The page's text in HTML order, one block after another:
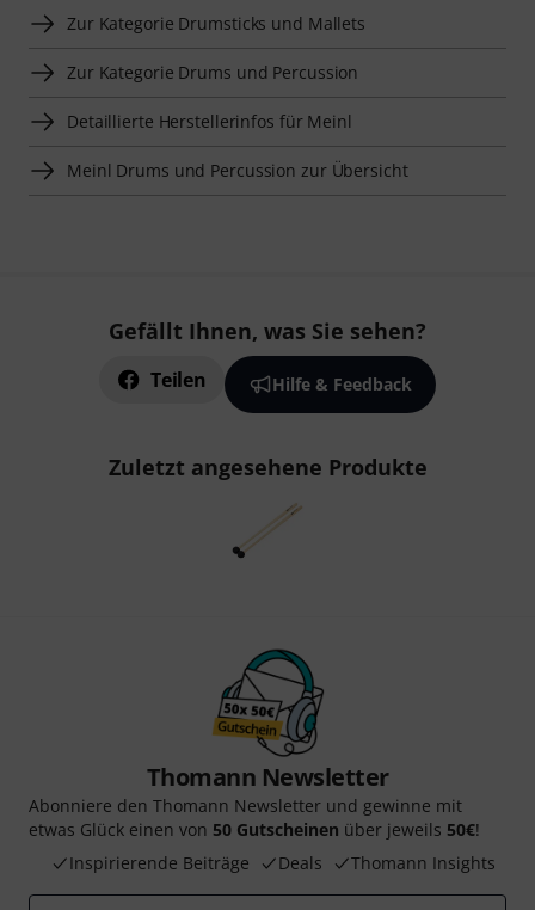
Zur Kategorie Drumsticks und Mallets
Zur Kategorie Drums und Percussion
Detaillierte Herstellerinfos für Meinl
Meinl Drums und Percussion zur Übersicht
Gefällt Ihnen, was Sie sehen?
Teilen Hilfe & Feedback
Zuletzt angesehene Produkte
Thomann Newsletter
Abonniere den Thomann Newsletter und gewinne mit
etwas Glück einen von 50 Gutscheinen über jeweils 50€!
Inspirierende Beiträge
Deals Thomann Insights